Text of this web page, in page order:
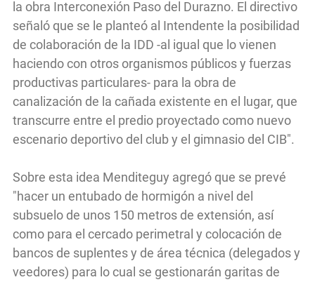
la obra Interconexión Paso del Durazno. El directivo
señaló que se le planteó al Intendente la posibilidad
de colaboración de la IDD -al igual que lo vienen
haciendo con otros organismos públicos y fuerzas
productivas particulares- para la obra de
canalización de la cañada existente en el lugar, que
transcurre entre el predio proyectado como nuevo
escenario deportivo del club y el gimnasio del CIB".
Sobre esta idea Menditeguy agregó que se prevé
"hacer un entubado de hormigón a nivel del
subsuelo de unos 150 metros de extensión, así
como para el cercado perimetral y colocación de
bancos de suplentes y de área técnica (delegados y
veedores) para lo cual se gestionarán garitas de